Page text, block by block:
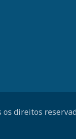
os direitos